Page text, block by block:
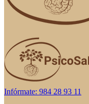
Infórmate: 984 28 93 11